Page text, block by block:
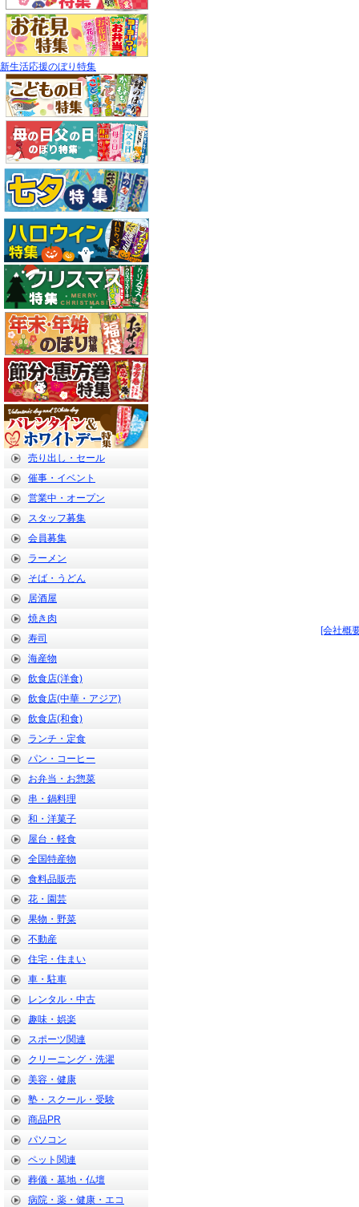
新生活応援のぼり特集
売り出し・セール
催事・イベント
営業中・オープン
スタッフ募集
会員募集
ラーメン
そば・うどん
居酒屋
焼き肉
寿司
海産物
飲食店(洋食)
飲食店(中華・アジア)
飲食店(和食)
ランチ・定食
パン・コーヒー
お弁当・お惣菜
串・鍋料理
和・洋菓子
屋台・軽食
全国特産物
食料品販売
花・園芸
果物・野菜
不動産
住宅・住まい
車・駐車
レンタル・中古
趣味・娯楽
スポーツ関連
クリーニング・洗濯
美容・健康
塾・スクール・受験
商品PR
パソコン
ペット関連
葬儀・墓地・仏壇
病院・薬・健康・エコ
[会社概